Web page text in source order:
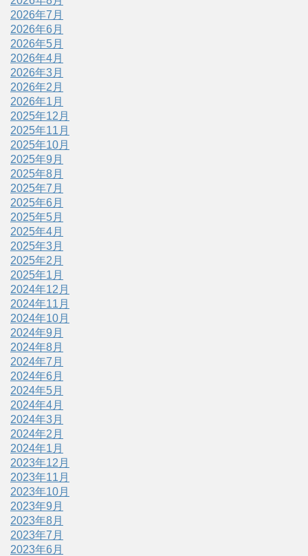
2026年7月
2026年6月
2026年5月
2026年4月
2026年3月
2026年2月
2026年1月
2025年12月
2025年11月
2025年10月
2025年9月
2025年8月
2025年7月
2025年6月
2025年5月
2025年4月
2025年3月
2025年2月
2025年1月
2024年12月
2024年11月
2024年10月
2024年9月
2024年8月
2024年7月
2024年6月
2024年5月
2024年4月
2024年3月
2024年2月
2024年1月
2023年12月
2023年11月
2023年10月
2023年9月
2023年8月
2023年7月
2023年6月